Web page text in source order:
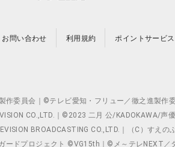
お問い合わせ 利用規約 ポイントサービ
委員会｜©テレビ愛知・フリュー／徹之進製作
CO.,LTD.｜©2023 二月 公/KADOKAWA/声
BROADCASTING CO.,LTD.｜（C）すえの
ードプロジェクト ©VG15th｜©メ～テレNEXT／